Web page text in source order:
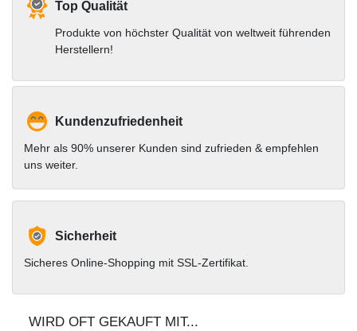
Top Qualität
Produkte von höchster Qualität von weltweit führenden
Herstellern!
Kundenzufriedenheit
Mehr als 90% unserer Kunden sind zufrieden & empfehlen
uns weiter.
Sicherheit
Sicheres Online-Shopping mit SSL-Zertifikat.
WIRD OFT GEKAUFT MIT...